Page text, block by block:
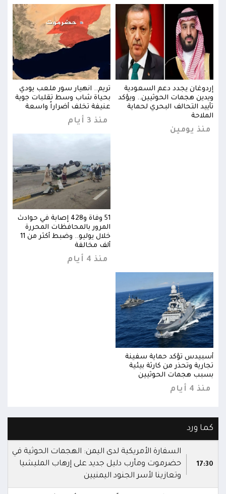
إردوغان يجدد دعم السعودية
ويدين هجمات الحوثيين.. ويؤكد
تأييد التحالف البحري لحماية
الملاحة
منذ يومين
تريم.. انهيار سور ملعب يودي
بحياة شاب وسط تقلبات جوية
عنيفة تخلف أضراراً واسعة
منذ 3 أيام
51 وفاة و428 إصابة في حوادث
المرور بالمحافظات المحررة
خلال يوليو.. وضبط أكثر من 11
ألف مخالفة
منذ 4 أيام
أسبيدس تؤكد حماية سفينة
تجارية وتحذر من كارثة بيئية
بسبب هجمات الحوثيين
منذ 4 أيام
كما ورد
17:30
السفارة الأمريكية لدى اليمن: الهجمات الحوثية في
حضرموت ومأرب دليل جديد على إرهاب المليشيا
وتعازينا لأسر الجنود اليمنيين